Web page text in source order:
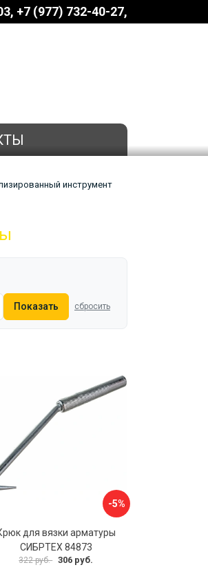
‎‎+7 (977) 732-40-27
инструмент
Показать сбросить
-5%
для вязки арматуры
СИБРТЕХ 84873
322 руб. 306 руб.